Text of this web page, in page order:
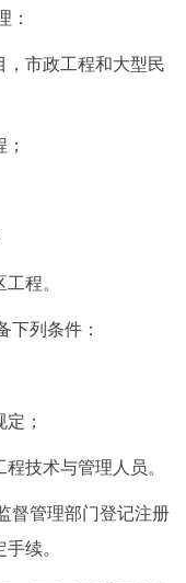
：
市政工程和大型民
程。
列条件：
；
技术与管理人员。
管理部门登记注册
续。